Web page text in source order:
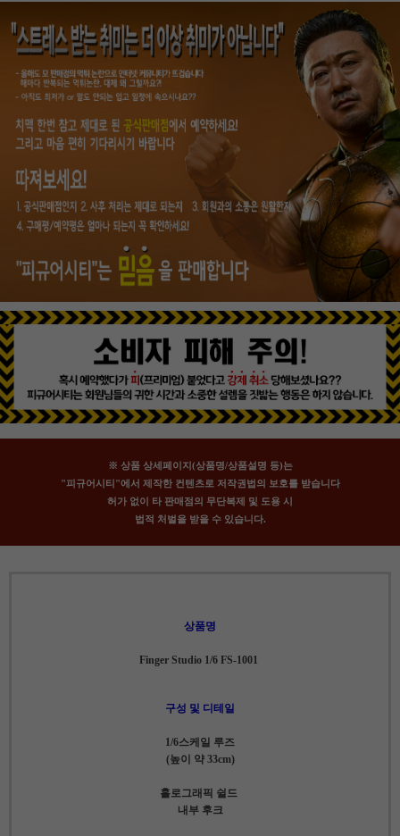
※ 상품 상세페이지(상품명/상품설명 등)는
"피규어시티"에서 제작한 컨텐츠로 저작권법의 보호를 받습니다
허가 없이 타 판매점의 무단복제 및 도용 시
법적 처벌을 받을 수 있습니다.
상품명
Finger Studio 1/6 FS-1001
구성 및 디테일
1/6스케일 루즈
(높이 약 33cm)
홀로그래픽 쉴드
내부 후크